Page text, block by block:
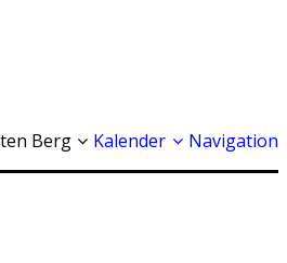
Berg Kalender Navigation